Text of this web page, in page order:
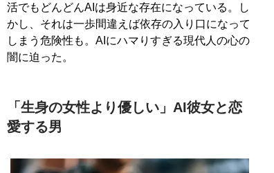
活でもどんどんAIは身近な存在になっている。し
かし、それは一歩間違えば依存の入り口になって
しまう危険性も。AIにハマりすぎる現代人の心の
闇に迫った。
「生身の女性より優しい」AI彼女と恋
愛する男